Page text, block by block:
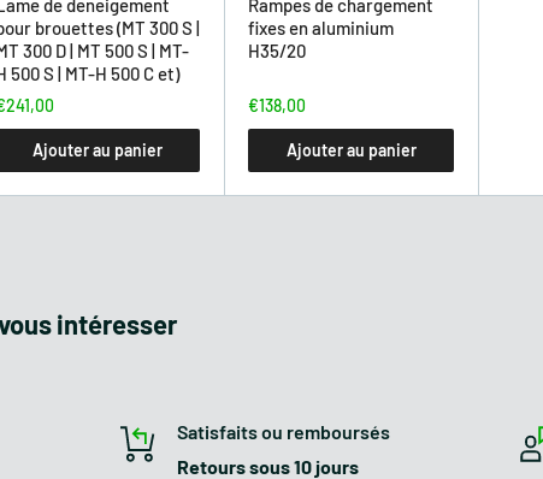
automoteur sur chenilles, équipé de trois
arrière pour gérer de manière optimale le
La capacité de charge de 300 kg.
6,5 HP
de deneigement
brouettes (MT 300 S |
300 D | MT 500 S | MT-
500 S | MT-H 500 C et)
Ajouter au panier
Rampes de chargement
fixes en aluminium
H35/20
€138,00
Ajouter au panier
intéresser
Satisfaits ou remboursés
Retours sous 10 jours